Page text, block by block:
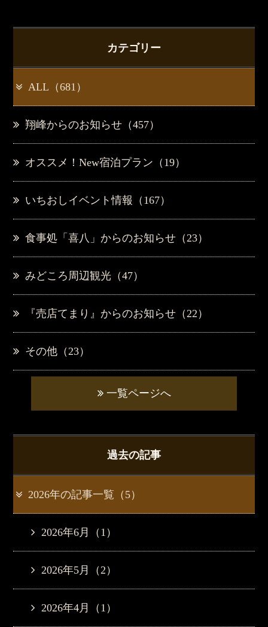
カテゴリー
ALL（681）
翔峰からのお知らせ（457）
オススメ！New宿泊プラン（19）
いちおしイベント情報（167）
食事処「喜八」からのお知らせ（23）
みどころ周辺観光（47）
『売店てまり』からのお知らせ（22）
その他（23）
一覧ページへ
過去の記事
2026年の記事一覧（5）
2026年6月（1）
2026年5月（2）
2026年4月（1）